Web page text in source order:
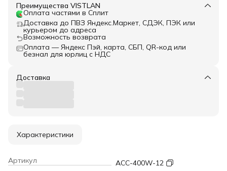
Преимущества VISTLAN
Оплата частями в Сплит
Доставка до ПВЗ Яндекс.Маркет, СДЭК, ПЭК или
курьером до адреса
Возможность возврата
Оплата — Яндекс Пэй, карта, СБП, QR-код или
безнал для юрлиц с НДС
Доставка
Характеристики
Артикул
ACC-400W-12